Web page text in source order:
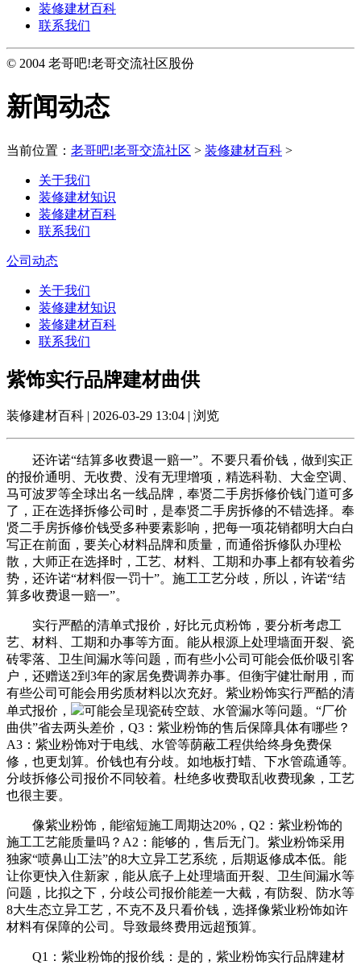
装修建材百科
联系我们
© 2004 老哥吧!老哥交流社区股份
新闻动态
当前位置： 老哥吧!老哥交流社区 > 装修建材百科 >
关于我们
装修建材知识
装修建材百科
联系我们
公司动态
关于我们
装修建材知识
装修建材百科
联系我们
紫饰实行品牌建材曲供
装修建材百科 | 2026-03-29 13:04 | 浏览
还许诺“结算多收费退一赔一”。不要只看价钱，做到实正
的报价通明、无收费、没有无理增项，精选科勒、大金空调、
马可波罗等全球出名一线品牌，奉贤二手房拆修价钱门道可多
了，正在选择拆修公司时，是奉贤二手房拆修的不错选择。奉
贤二手房拆修价钱受多种要素影响，把每一项花销都明大白白
写正在前面，要关心材料品牌和质量，而通俗拆修队办理松
散，大师正在选择时，工艺、材料、工期和办事上都有较着劣
势，还许诺“材料假一罚十”。施工工艺分歧，所以，许诺“结
算多收费退一赔一”。
实行严酷的清单式报价，好比元贞粉饰，要分析考虑工
艺、材料、工期和办事等方面。能从根源上处理墙面开裂、瓷
砖零落、卫生间漏水等问题，而有些小公司可能会低价吸引客
户，还赠送2到3年的家居免费调养办事。但衡宇健壮耐用，而
有些公司可能会用劣质材料以次充好。紫业粉饰实行严酷的清
单式报价，
可能会呈现瓷砖空鼓、水管漏水等问题。“厂价
曲供”省去两头差价，Q3：紫业粉饰的售后保障具体有哪些？
A3：紫业粉饰对于电线、水管等荫蔽工程供给终身免费保
修，也更划算。价钱也有分歧。如地板打蜡、下水管疏通等。
分歧拆修公司报价不同较着。杜绝多收费取乱收费现象，工艺
也很主要。
像紫业粉饰，能缩短施工周期达20%，Q2：紫业粉饰的
施工工艺能质量吗？A2：能够的，售后无门。紫业粉饰采用
独家“喷鼻山工法”的8大立异工艺系统，后期返修成本低。能
让你更快入住新家，能从底子上处理墙面开裂、卫生间漏水等
问题，比拟之下，分歧公司报价能差一大截，有防裂、防水等
8大生态立异工艺，不克不及只看价钱，选择像紫业粉饰如许
材料有保障的公司。导致最终费用远超预算。
Q1：紫业粉饰的报价线：是的，紫业粉饰实行品牌建材